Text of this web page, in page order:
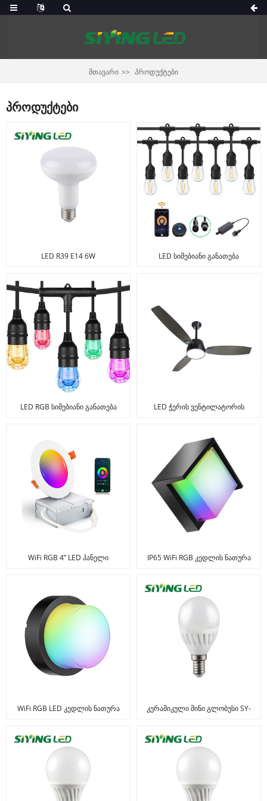
ᲛᲗᲐᲕᲐᲠᲘ ᲞᲠᲝᲓᲣᲥᲢᲔᲑᲘ
პროდუქტები
LED R39 E14 6W LED სიმებიანი განათება
LED RGB სიმებიანი განათება
LED ჭერის ვენტილატორის
WiFi RGB 4” LED პანელი IP65 WiFi RGB კედლის ნათურა
WiFi RGB LED კედლის ნათურა
კერამიკული მინი გლობუსი SY-